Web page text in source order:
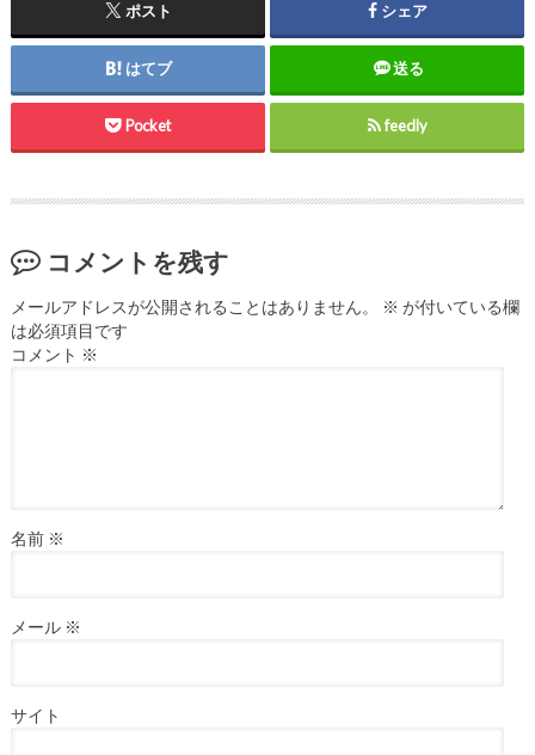
ポスト シェア
はてブ 送る
Pocket feedly
コメントを残す
メールアドレスが公開されることはありません。 ※ が付いている欄
は必須項目です
コメント ※
名前 ※
メール ※
サイト